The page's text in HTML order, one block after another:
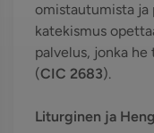
omistautumista ja
katekismus
palvelus, jonka
(CIC 2683).
Liturginen ja